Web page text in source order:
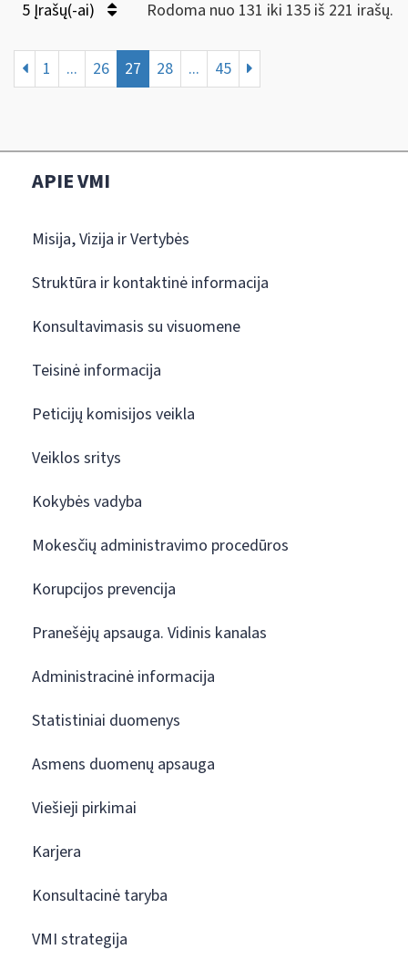
5 Įrašų(-ai) Rodoma nuo 131 iki 135 iš 221 irašų.
1 ... 26 27 28 ... 45
APIE VMI
Misija, Vizija ir Vertybės
Struktūra ir kontaktinė informacija
Konsultavimasis su visuomene
Teisinė informacija
Peticijų komisijos veikla
Veiklos sritys
Kokybės vadyba
Mokesčių administravimo procedūros
Korupcijos prevencija
Pranešėjų apsauga. Vidinis kanalas
Administracinė informacija
Statistiniai duomenys
Asmens duomenų apsauga
Viešieji pirkimai
Karjera
Konsultacinė taryba
VMI strategija